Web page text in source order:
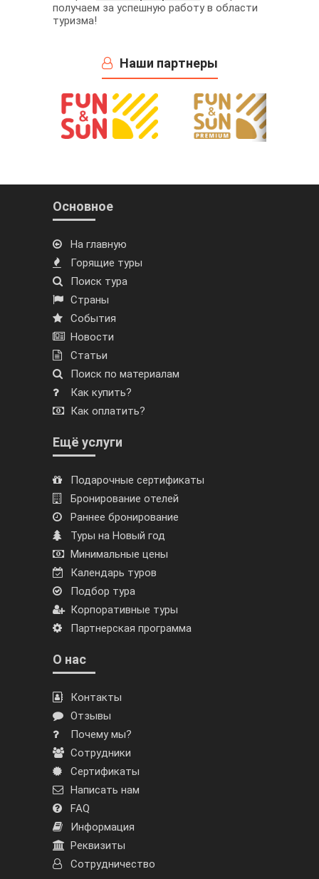
получаем за успешную работу в области
туризма!
Наши партнеры
Основное
На главную
Горящие туры
Поиск тура
Страны
События
Новости
Статьи
Поиск по материалам
Как купить?
Как оплатить?
Ещё услуги
Подарочные сертификаты
Бронирование отелей
Раннее бронирование
Туры на Новый год
Минимальные цены
Календарь туров
Подбор тура
Корпоративные туры
Партнерская программа
О нас
Контакты
Отзывы
Почему мы?
Сотрудники
Сертификаты
Написать нам
FAQ
Информация
Реквизиты
Сотрудничество